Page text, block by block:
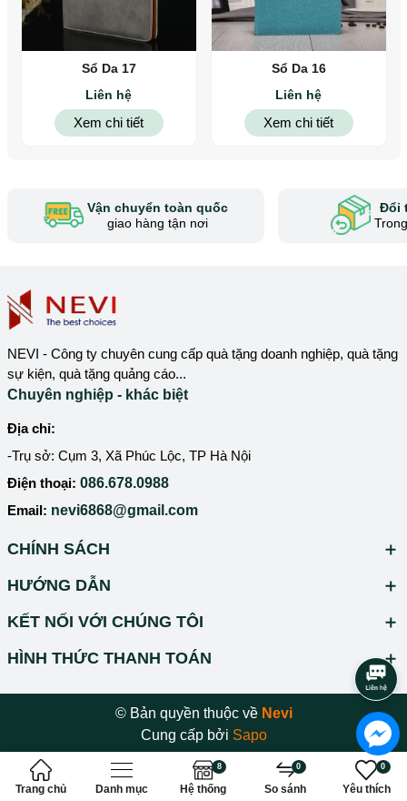
Sổ Da 17
Liên hệ
Xem chi tiết
Sổ Da 16
Liên hệ
Xem chi tiết
Vận chuyển toàn quốc
giao hàng tận nơi
Đổi
NEVI - Công ty chuyên cung cấp quà tặng doanh nghiệp, quà tặng
sự kiện, quà tặng quảng cáo...
Chuyên nghiệp - khác biệt
Địa chỉ:
-Trụ sở: Cụm 3, Xã Phúc Lộc, TP Hà Nội
Điện thoại: 086.678.0988
Email: nevi6868@gmail.com
CHÍNH SÁCH
HƯỚNG DẪN
KẾT NỐI VỚI CHÚNG TÔI
HÌNH THỨC THANH TOÁN
© Bản quyền thuộc về Nevi
Cung cấp bởi Sapo
Trang chủ Danh mục
8
Hệ thống
0
So sánh
0
Yêu thích